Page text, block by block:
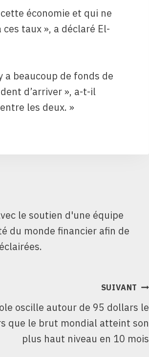
économie et qui ne
taux », a déclaré El-
a beaucoup de fonds de
d’arriver », a-t-il
les deux. »
le soutien d'une équipe
du monde financier afin de
SUIVANT
oscille autour de 95 dollars le
que le brut mondial atteint son
plus haut niveau en 10 mois